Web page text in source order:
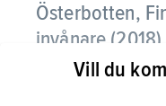
Österbotten,
invånare (2018).
Merijärvi
Vill du